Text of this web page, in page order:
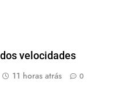
velocidades
11 horas atrás 0